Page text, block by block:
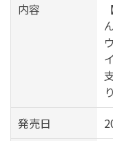
内容
発売日